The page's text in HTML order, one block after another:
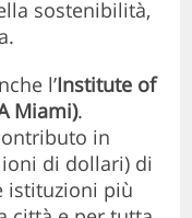
sostenibilità,
l’Institute of
Miami).
in
di dollari) di
istituzioni più